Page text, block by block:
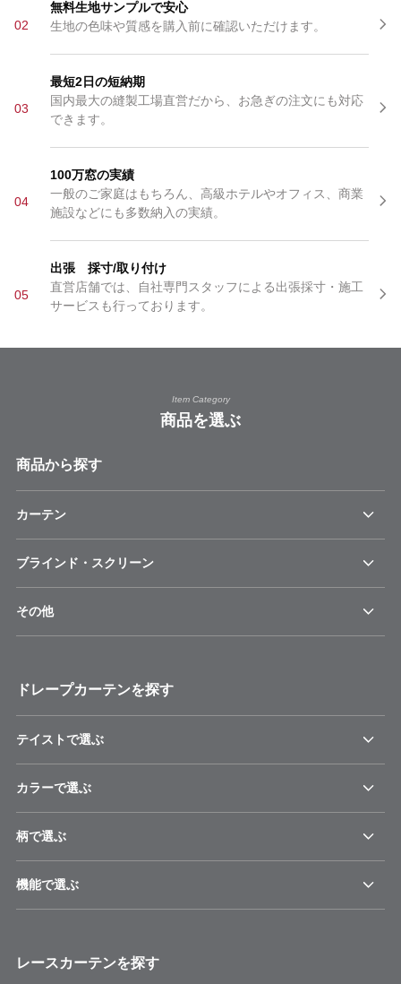
02
無料生地サンプルで安心
生地の色味や質感を購入前に確認いただけます。
03
最短2日の短納期
国内最大の縫製工場直営だから、お急ぎの注文にも対応
できます。
04
100万窓の実績
一般のご家庭はもちろん、高級ホテルやオフィス、商業
施設などにも多数納入の実績。
05
出張 採寸/取り付け
直営店舗では、自社専門スタッフによる出張採寸・施工
サービスも行っております。
Item Category
商品を選ぶ
商品から探す
カーテン
ブラインド・スクリーン
その他
ドレープカーテンを探す
テイストで選ぶ
カラーで選ぶ
柄で選ぶ
機能で選ぶ
レースカーテンを探す